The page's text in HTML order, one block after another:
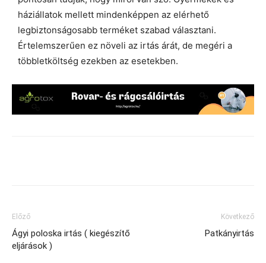
háziállatok mellett mindenképpen az elérhető
legbiztonságosabb terméket szabad választani.
Értelemszerűen ez növeli az irtás árát, de megéri a
többletköltség ezekben az esetekben.
Előző
Ágyi poloska irtás ( kiegészítő
eljárások )
Következő
Patkányirtás